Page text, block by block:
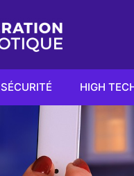
SÉCURITÉ HIGH